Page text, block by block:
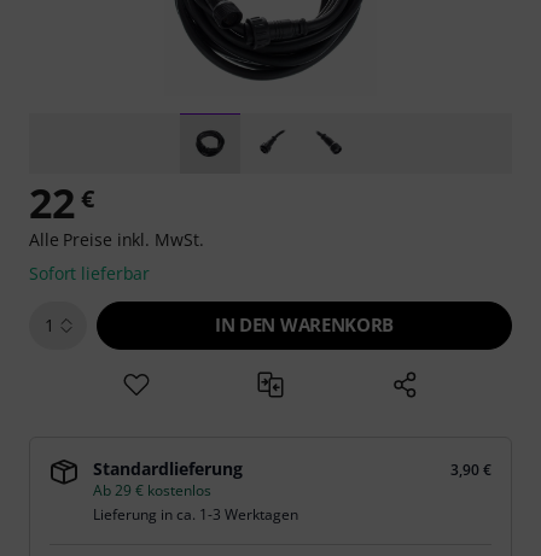
22 €
Alle Preise inkl. MwSt.
Sofort lieferbar
1 IN DEN WARENKORB
Standardlieferung
3,90 €
Ab 29 € kostenlos
Lieferung in ca. 1-3 Werktagen